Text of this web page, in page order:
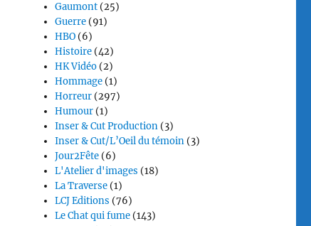
Gaumont (25)
Guerre (91)
HBO (6)
Histoire (42)
HK Vidéo (2)
Hommage (1)
Horreur (297)
Humour (1)
Inser & Cut Production (3)
Inser & Cut/L’Oeil du témoin (3)
Jour2Fête (6)
L'Atelier d'images (18)
La Traverse (1)
LCJ Editions (76)
Le Chat qui fume (143)